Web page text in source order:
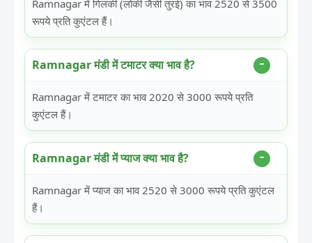
Ramnagar में गिलकी (लोकी जैसी तुरई) का भाव 2520 से 3500
रूपये प्रति कुएंटल हैं।
Ramnagar मंडी में टमाटर क्या भाव है?
Ramnagar में टमाटर का भाव 2020 से 3000 रूपये प्रति
कुएंटल हैं।
Ramnagar मंडी में प्याज क्या भाव है?
Ramnagar में प्याज का भाव 2520 से 3000 रूपये प्रति कुएंटल
हैं।